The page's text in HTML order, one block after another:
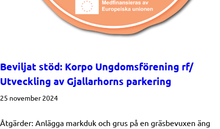
Beviljat stöd: Korpo Ungdomsförening rf/
Utveckling av Gjallarhorns parkering
25 november 2024
Åtgärder: Anlägga markduk och grus på en gräsbevuxen äng